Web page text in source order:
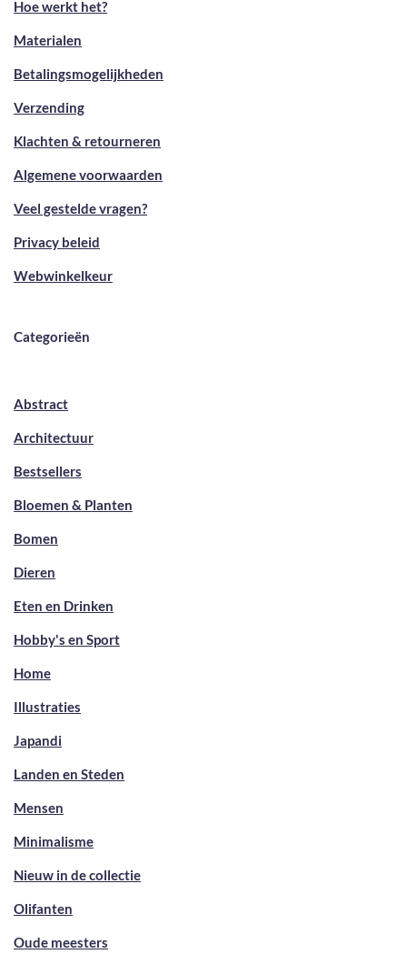
Hoe werkt het?
Materialen
Betalingsmogelijkheden
Verzending
Klachten & retourneren
Algemene voorwaarden
Veel gestelde vragen?
Privacy beleid
Webwinkelkeur
Categorieën
Abstract
Architectuur
Bestsellers
Bloemen & Planten
Bomen
Dieren
Eten en Drinken
Hobby's en Sport
Home
Illustraties
Japandi
Landen en Steden
Mensen
Minimalisme
Nieuw in de collectie
Olifanten
Oude meesters